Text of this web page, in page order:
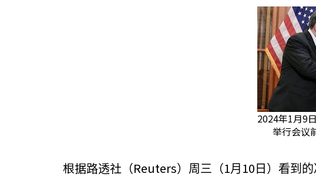
2024年1月9
举行会议
根据路透社（Reuters）周三（1月 10 日）看到